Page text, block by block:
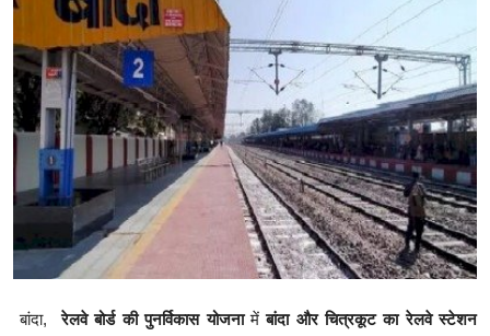
स्पोर्ट्स
मनोरंजन
गैलरी
बांदा, रेलवे बोर्ड की पुनर्विकास योजनामेंबांदा और चित्रकूट का रेलवे स्टेशन